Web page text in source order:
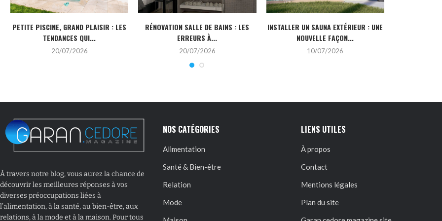
PETITE PISCINE, GRAND PLAISIR : LES
TENDANCES QUI...
20/07/2026
RÉNOVATION SALLE DE BAINS : LES
ERREURS À...
20/07/2026
INSTALLER UN SAUNA EXTÉRIEUR : UNE
NOUVELLE FAÇON...
10/07/2026
À travers notre blog, vous aurez la chance de
découvrir les meilleures réponses à vos
diverses préoccupations liées à
l’alimentation, à la santé, au bien-être, aux
relations, à la mode et à la maison. Pour tous
NOS CATÉGORIES
Alimentation
Santé & Bien-être
Relation
Mode
LIENS UTILES
À propos
Contact
Mentions légales
Plan du site